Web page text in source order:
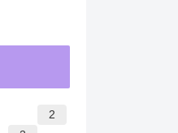
2